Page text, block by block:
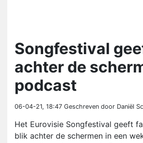
Songfestival
achter de
podcast
06-04-21, 18:47 Geschreven door Daniël
Het Eurovisie Songfestival geeft
blik achter de schermen in een